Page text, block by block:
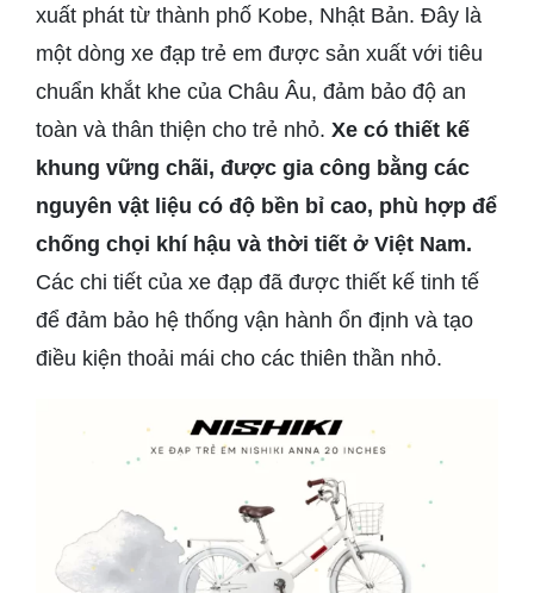
xuất phát từ thành phố Kobe, Nhật Bản. Đây là
một dòng xe đạp trẻ em được sản xuất với tiêu
chuẩn khắt khe của Châu Âu, đảm bảo độ an
toàn và thân thiện cho trẻ nhỏ. Xe có thiết kế
khung vững chãi, được gia công bằng các
nguyên vật liệu có độ bền bỉ cao, phù hợp để
chống chọi khí hậu và thời tiết ở Việt Nam.
Các chi tiết của xe đạp đã được thiết kế tinh tế
để đảm bảo hệ thống vận hành ổn định và tạo
điều kiện thoải mái cho các thiên thần nhỏ.